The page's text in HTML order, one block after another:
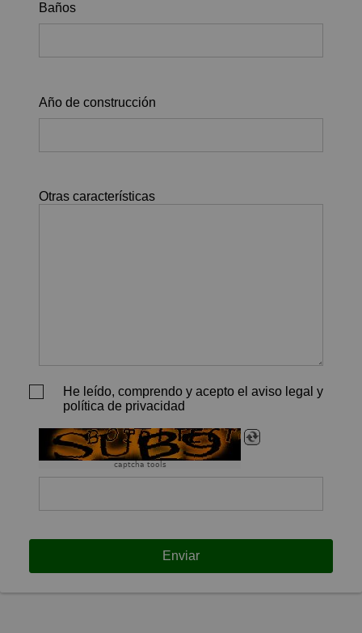
Baños
Año de construcción
Otras características
He leído, comprendo y acepto el aviso legal y
política de privacidad
captcha tools
Enviar